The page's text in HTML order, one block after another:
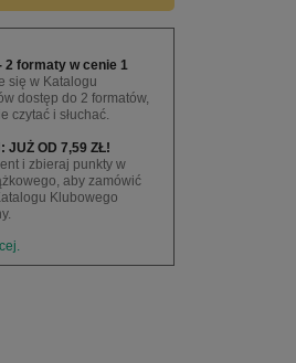
formaty w cenie 1
się w Katalogu
dostęp do 2 formatów,
czytać i słuchać.
JUŻ OD 7,59 ZŁ!
i zbieraj punkty w
aby zamówić
Klubowego